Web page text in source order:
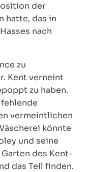
der
hatte, das in
nach
zu
Kent verneint
zu haben.
vermeintlichen
könnte
und seine
des Kent-
das Teil finden.